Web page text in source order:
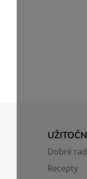
Dobré
Recepty